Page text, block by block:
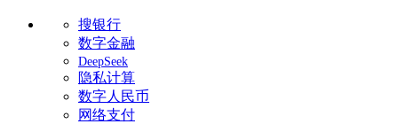
搜银行
数字金融
DeepSeek
隐私计算
数字人民币
网络支付